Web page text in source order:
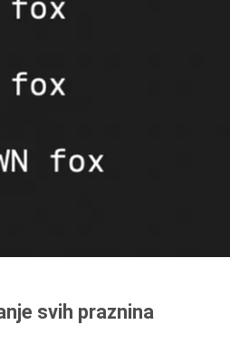
svih praznina